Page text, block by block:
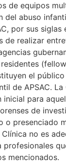
de equipos
del abuso
por sus
de realizar
el
de APSAC.
inicial para
de
o presenciado
no es
mencionados.